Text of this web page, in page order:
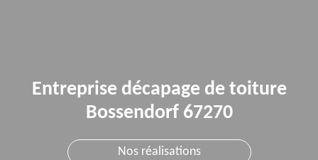
Entreprise décapage de toiture
Bossendorf 67270
Nos réalisations